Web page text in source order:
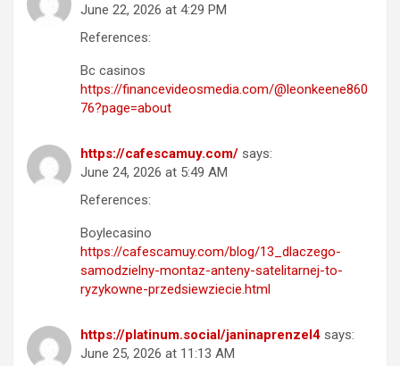
June 22, 2026 at 4:29 PM
References:
Bc casinos
https://financevideosmedia.com/@leonkeene860
76?page=about
https://cafescamuy.com/ says:
June 24, 2026 at 5:49 AM
References:
Boylecasino
https://cafescamuy.com/blog/13_dlaczego-
samodzielny-montaz-anteny-satelitarnej-to-
ryzykowne-przedsiewziecie.html
https://platinum.social/janinaprenzel4 says:
June 25, 2026 at 11:13 AM